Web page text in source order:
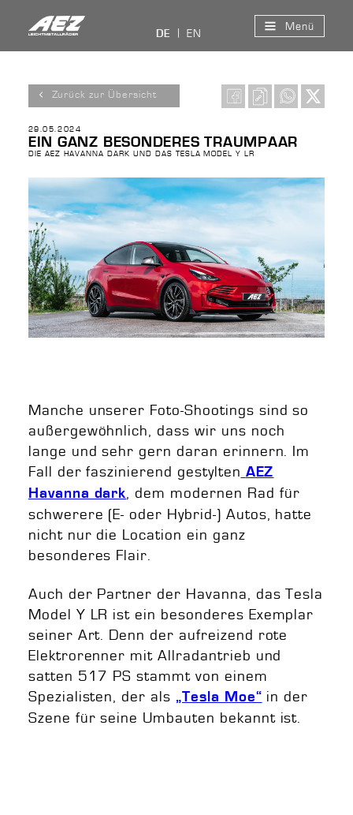
DE EN
Menü
Zurück zur Übersicht
29.05.2024
EIN GANZ BESONDERES TRAUMPAAR
DIE AEZ HAVANNA DARK UND DAS TESLA MODEL Y LR
Manche unserer Foto-Shootings sind so
außergewöhnlich, dass wir uns noch
lange und sehr gern daran erinnern. Im
Fall der faszinierend gestylten AEZ
Havanna dark, dem modernen Rad für
schwerere (E- oder Hybrid-) Autos, hatte
nicht nur die Location ein ganz
besonderes Flair.
Auch der Partner der Havanna, das Tesla
Model Y LR ist ein besonderes Exemplar
seiner Art. Denn der aufreizend rote
Elektrorenner mit Allradantrieb und
satten 517 PS stammt von einem
Spezialisten, der als „Tesla Moe“ in der
Szene für seine Umbauten bekannt ist.